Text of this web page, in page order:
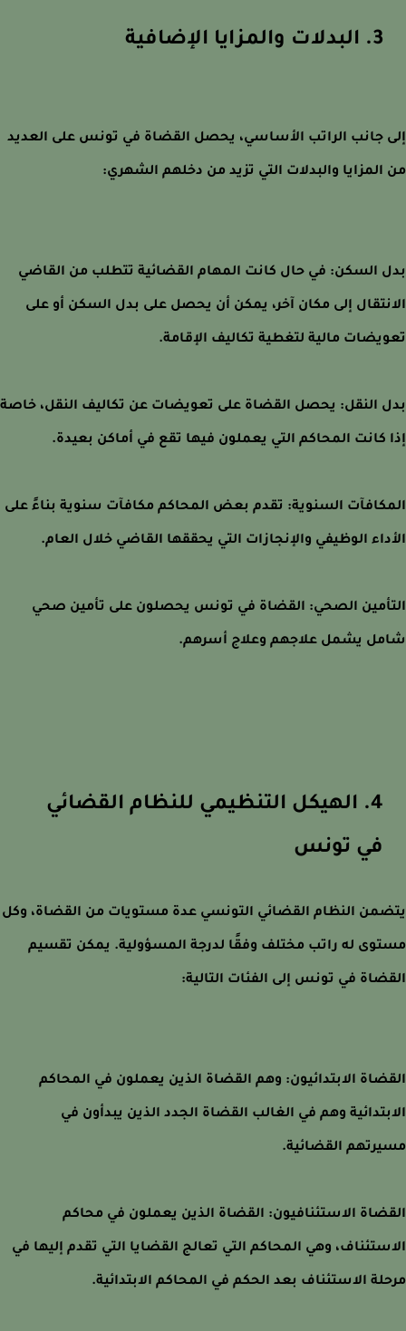
جانب الراتب الأساسي، يحصل القضاة في تونس على العديد
والبدلات التي تزيد من دخلهم الشهري:
السكن: في حال كانت المهام القضائية تتطلب من القاضي
إلى مكان آخر، يمكن أن يحصل على بدل السكن أو على
مالية لتغطية تكاليف الإقامة.
النقل: يحصل القضاة على تعويضات عن تكاليف النقل، خاصة
كانت المحاكم التي يعملون فيها تقع في أماكن بعيدة.
السنوية: تقدم بعض المحاكم مكافآت سنوية بناءً على
الوظيفي والإنجازات التي يحققها القاضي خلال العام.
الصحي: القضاة في تونس يحصلون على تأمين صحي
يشمل علاجهم وعلاج أسرهم.
4. الهيكل التنظيمي للنظام القضائي
في تونس
النظام القضائي التونسي عدة مستويات من القضاة، وكل
له راتب مختلف وفقًا لدرجة المسؤولية. يمكن تقسيم
في تونس إلى الفئات التالية:
الابتدائيون: وهم القضاة الذين يعملون في المحاكم
وهم في الغالب القضاة الجدد الذين يبدأون في
القضائية.
الاستئنافيون: القضاة الذين يعملون في محاكم
وهي المحاكم التي تعالج القضايا التي تقدم إليها في
الاستئناف بعد الحكم في المحاكم الابتدائية.